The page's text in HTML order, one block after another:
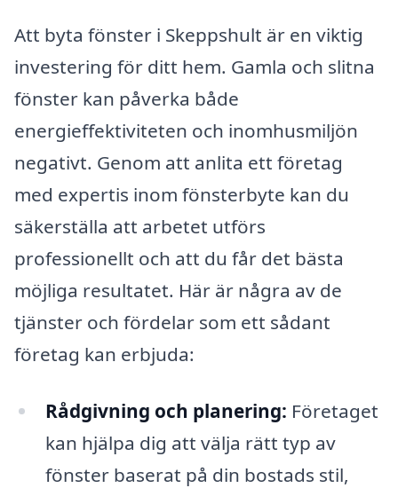
Att byta fönster i Skeppshult är en viktig
investering för ditt hem. Gamla och slitna
fönster kan påverka både
energieffektiviteten och inomhusmiljön
negativt. Genom att anlita ett företag
med expertis inom fönsterbyte kan du
säkerställa att arbetet utförs
professionellt och att du får det bästa
möjliga resultatet. Här är några av de
tjänster och fördelar som ett sådant
företag kan erbjuda:
Rådgivning och planering: Företaget
kan hjälpa dig att välja rätt typ av
fönster baserat på din bostads stil,